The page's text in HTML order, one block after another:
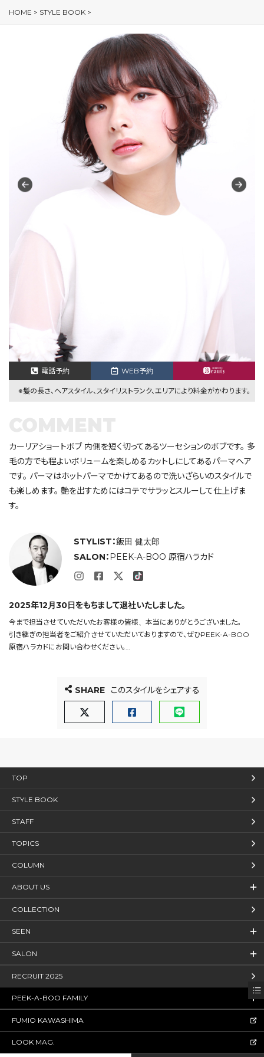
HOME > STYLE BOOK >
電話予約 WEB予約
※髪の長さ、ヘアスタイル、スタイリストランク、エリアにより料金がかわります。
STYLIST：飯田 健太郎
SALON： PEEK-A-BOO 原宿ハラカド
2025年12月30日をもちまして退社いたしました。
今まで担当させていただいたお客様の皆様、本当にありがとうございました。
引き継ぎの担当者をご紹介させていただいておりますので、ぜひPEEK-A-BOO
原宿ハラカドにお問い合わせください。
カーリアショートボブ 内側を短く切ってあるツーセションのボブです。 多
毛の方でも程よいボリュームを楽しめるカットしにしてあるパーマヘア
です。 パーマはホットパーマでかけてあるので洗いざらいのスタイルで
も楽しめます。 艶を出すためにはコテでサラッとスルーして仕上げま
す。
SHARE このスタイルをシェアする
TOP
STYLE BOOK
STAFF
TOPICS
COLUMN
ABOUT US
COLLECTION
SEEN
SALON
RECRUIT 2025
PEEK-A-BOO FAMILY
FUMIO KAWASHIMA
LOOK MAG.